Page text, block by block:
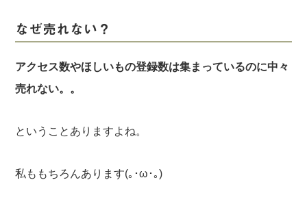
パーソナルショッパー指南書
なぜ売れない？
アクセス数やほしいもの登録数は集まっているのに中々
売れない。。
ということありますよね。
私ももちろんあります(｡･ω･｡)